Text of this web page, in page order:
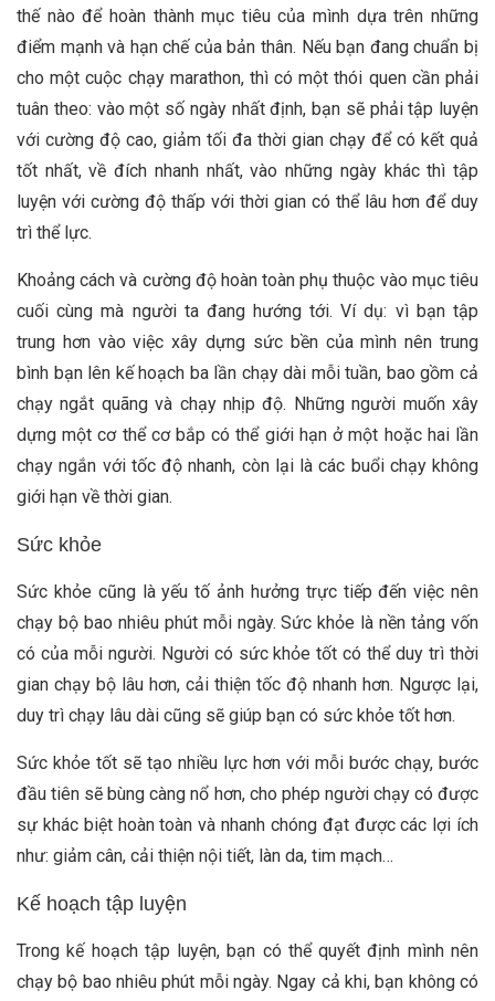
thế nào để hoàn thành mục tiêu của mình dựa trên những
điểm mạnh và hạn chế của bản thân. Nếu bạn đang chuẩn bị
cho một cuộc chạy marathon, thì có một thói quen cần phải
tuân theo: vào một số ngày nhất định, bạn sẽ phải tập luyện
với cường độ cao, giảm tối đa thời gian chạy để có kết quả
tốt nhất, về đích nhanh nhất, vào những ngày khác thì tập
luyện với cường độ thấp với thời gian có thể lâu hơn để duy
trì thể lực.
Khoảng cách và cường độ hoàn toàn phụ thuộc vào mục tiêu
cuối cùng mà người ta đang hướng tới. Ví dụ: vì bạn tập
trung hơn vào việc xây dựng sức bền của mình nên trung
bình bạn lên kế hoạch ba lần chạy dài mỗi tuần, bao gồm cả
chạy ngắt quãng và chạy nhịp độ. Những người muốn xây
dựng một cơ thể cơ bắp có thể giới hạn ở một hoặc hai lần
chạy ngắn với tốc độ nhanh, còn lại là các buổi chạy không
giới hạn về thời gian.
Sức khỏe
Sức khỏe cũng là yếu tố ảnh hưởng trực tiếp đến việc nên
chạy bộ bao nhiêu phút mỗi ngày. Sức khỏe là nền tảng vốn
có của mỗi người. Người có sức khỏe tốt có thể duy trì thời
gian chạy bộ lâu hơn, cải thiện tốc độ nhanh hơn. Ngược lại,
duy trì chạy lâu dài cũng sẽ giúp bạn có sức khỏe tốt hơn.
Sức khỏe tốt sẽ tạo nhiều lực hơn với mỗi bước chạy, bước
đầu tiên sẽ bùng càng nổ hơn, cho phép người chạy có được
sự khác biệt hoàn toàn và nhanh chóng đạt được các lợi ích
như: giảm cân, cải thiện nội tiết, làn da, tim mạch…
Kế hoạch tập luyện
Trong kế hoạch tập luyện, bạn có thể quyết định mình nên
chạy bộ bao nhiêu phút mỗi ngày. Ngay cả khi, bạn không có